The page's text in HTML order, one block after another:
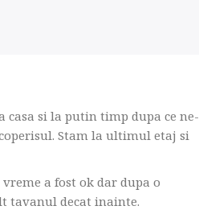
si la putin timp dupa ce ne-
Stam la ultimul etaj si
a fost ok dar dupa o
tavanul decat inainte.